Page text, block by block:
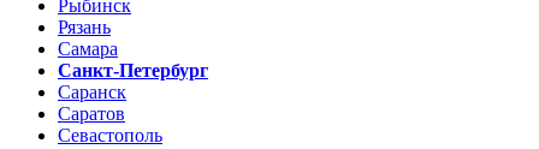
Рыбинск
Рязань
Самара
Санкт-Петербург
Саранск
Саратов
Севастополь